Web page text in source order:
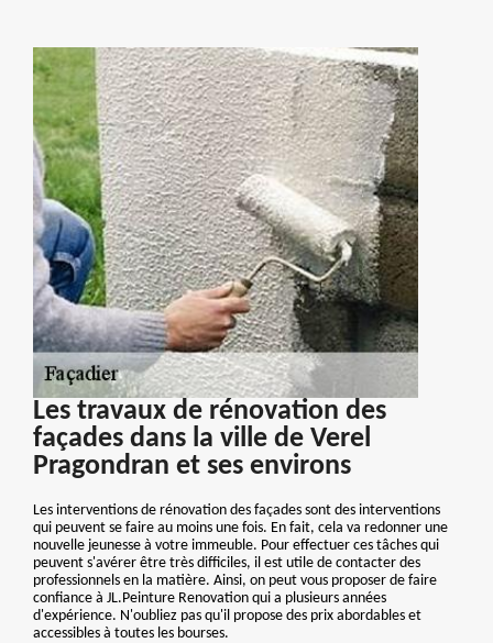
Les travaux de rénovation des
façades dans la ville de Verel
Pragondran et ses environs
Les interventions de rénovation des façades sont des interventions
qui peuvent se faire au moins une fois. En fait, cela va redonner une
nouvelle jeunesse à votre immeuble. Pour effectuer ces tâches qui
peuvent s'avérer être très difficiles, il est utile de contacter des
professionnels en la matière. Ainsi, on peut vous proposer de faire
confiance à JL.Peinture Renovation qui a plusieurs années
d'expérience. N'oubliez pas qu'il propose des prix abordables et
accessibles à toutes les bourses.